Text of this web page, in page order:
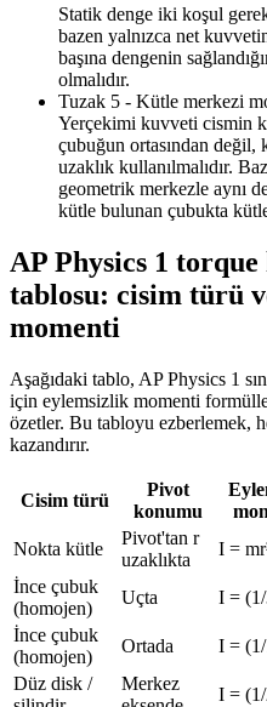
Statik denge iki koşul
bazen yalnızca net
başına dengenin
olmalıdır.
Tuzak 5 - Kütle merkezi
Yerçekimi kuvveti cismin
çubuğun ortasından
uzaklık kullanılmalıdır.
geometrik merkezle aynı
kütle bulunan çubukta
AP Physics 1 torque
tablosu: cisim türü
momenti
Aşağıdaki tablo, AP Physics 1
için eylemsizlik momenti
özetler. Bu tabloyu ezberlemek,
kazandırır.
Cisim türü
Pivot
konumu
Nokta kütle
Pivot'tan r
uzaklıkta
I =
İnce çubuk
(homojen)
Uçta I =
İnce çubuk
(homojen)
Ortada I =
Düz disk /
Merkez
I =